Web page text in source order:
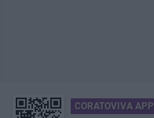
CORATOVIVA APP